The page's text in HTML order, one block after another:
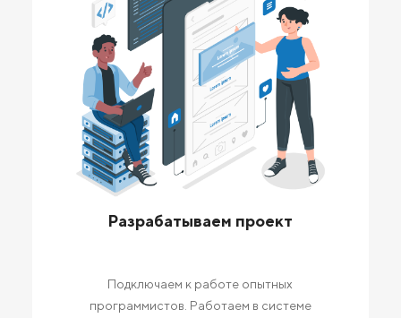
Разрабатываем проект
Подключаем к работе опытных
программистов. Работаем в системе